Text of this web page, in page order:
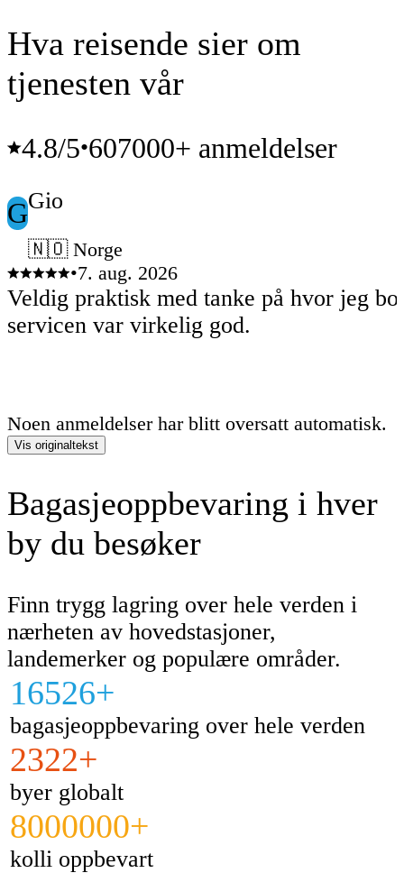
Hva reisende sier om
tjenesten vår
4.8/5•607000+ anmeldelser
GGio
🇳🇴 Norge
•7. aug. 2026
Veldig praktisk med tanke på hvor jeg
servicen var virkelig god.
Noen anmeldelser har blitt oversatt automatisk.
Vis originaltekst
Bagasjeoppbevaring i hver
by du besøker
Finn trygg lagring over hele verden i
nærheten av hovedstasjoner,
landemerker og populære områder.
16526+
bagasjeoppbevaring over hele verden
2322+
byer globalt
8000000+
kolli oppbevart